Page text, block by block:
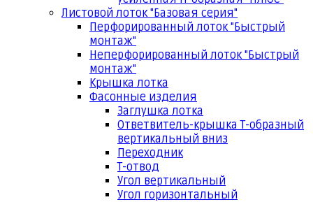
Листовой лоток "Базовая серия"
Перфорированный лоток "Быстрый
монтаж"
Неперфорированный лоток "Быстрый
монтаж"
Крышка лотка
Фасонные изделия
Заглушка лотка
Ответвитель-крышка Т-образный
вертикальный вниз
Переходник
Т-отвод
Угол вертикальный
Угол горизонтальный